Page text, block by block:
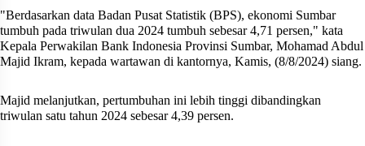
"Berdasarkan data Badan Pusat Statistik (BPS), ekonomi Sumbar
tumbuh pada triwulan dua 2024 tumbuh sebesar 4,71 persen," kata
Kepala Perwakilan Bank Indonesia Provinsi Sumbar, Mohamad Abdul
Majid Ikram, kepada wartawan di kantornya, Kamis, (8/8/2024) siang.
Majid melanjutkan, pertumbuhan ini lebih tinggi dibandingkan
triwulan satu tahun 2024 sebesar 4,39 persen.